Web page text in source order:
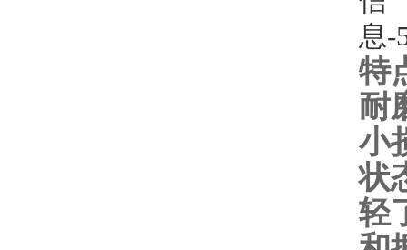
特
耐
小
状
轻